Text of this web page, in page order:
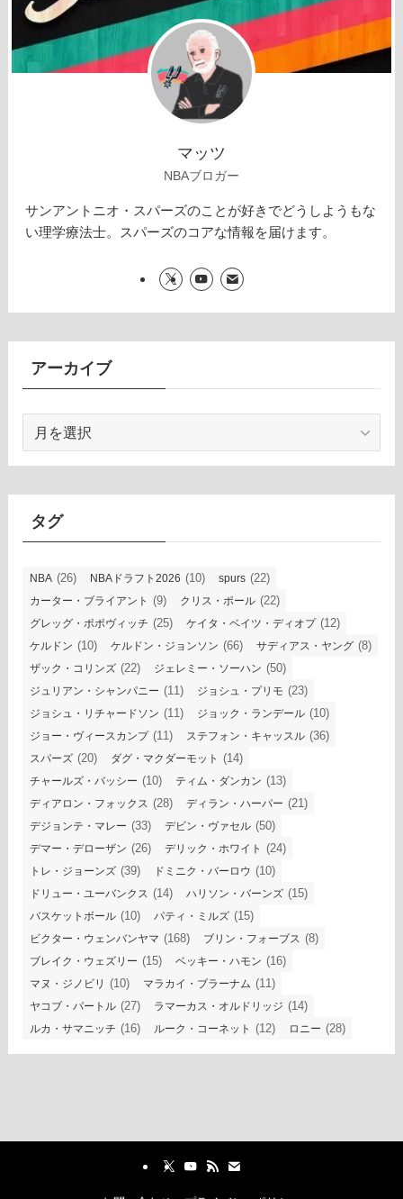
マッツ
NBAブロガー
サンアントニオ・スパーズのことが好きでどうしようもな
い理学療法士。スパーズのコアな情報を届けます。
アーカイブ
カ
イ
タグ
NBA (26) NBAドラフト2026 (10) spurs (22)
カーター・ブライアント (9) クリス・ポール (22)
グレッグ・ポポヴィッチ (25) ケイタ・ベイツ・ディオプ(12)
ケルドン (10) ケルドン・ジョンソン (66) サディアス・ヤング (8)
ザック・コリンズ (22) ジェレミー・ソーハン (50)
ジュリアン・シャンパニー (11) ジョシュ・プリモ (23)
ジョシュ・リチャードソン (11) ジョック・ランデール (10)
ジョー・ヴィースカンプ(11) ステフォン・キャッスル (36)
スパーズ (20) ダグ・マクダーモット (14)
チャールズ・バッシー (10) ティム・ダンカン (13)
ディアロン・フォックス (28) ディラン・ハーパー (21)
デジョンテ・マレー (33) デビン・ヴァセル (50)
デマー・デローザン (26) デリック・ホワイト (24)
トレ・ジョーンズ (39) ドミニク・バーロウ (10)
ドリュー・ユーバンクス (14) ハリソン・バーンズ (15)
バスケットボール (10) パティ・ミルズ (15)
ビクター・ウェンバンヤマ (168) ブリン・フォーブス (8)
ブレイク・ウェズリー (15) ベッキー・ハモン (16)
マヌ・ジノビリ (10) マラカイ・ブラーナム (11)
ヤコブ・パートル (27) ラマーカス・オルドリッジ (14)
ルカ・サマニッチ (16) ルーク・コーネット (12) ロニー (28)